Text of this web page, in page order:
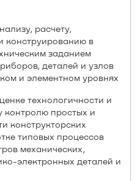
расчету,
конструированию в
заданием
деталей и узлов
и элементном уровнях
технологичности и
контролю простых и
конструкторских
типовых процессов
механических,
электронных деталей и